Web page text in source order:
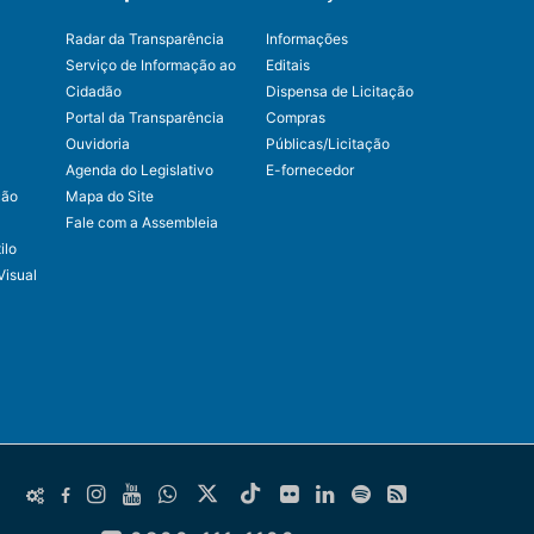
Radar da Transparência
Serviço de Informação ao
Cidadão
Portal da Transparência
Ouvidoria
Agenda do Legislativo
Mapa do Site
Fale com a Assembleia
Informações
Editais
Dispensa de Licitação
Compras
Públicas/Licitação
E-fornecedor